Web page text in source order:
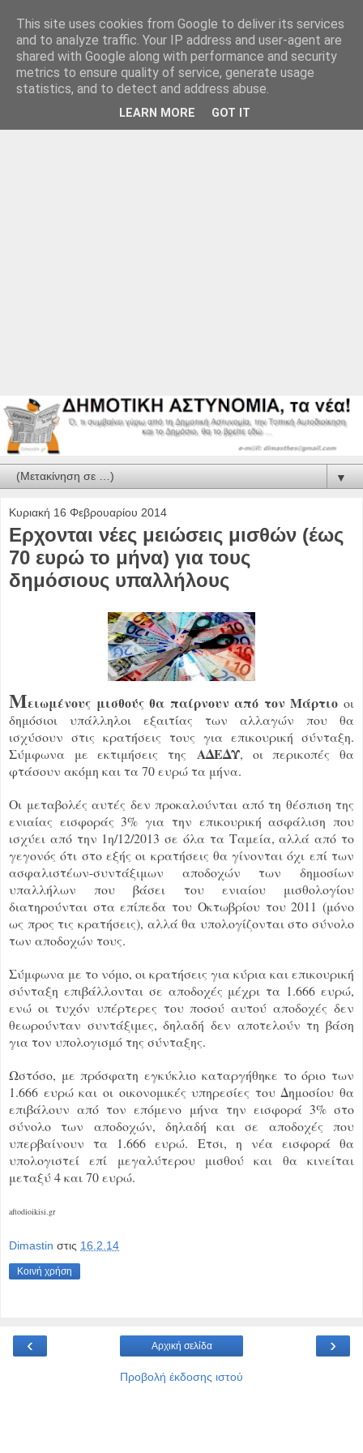
▼
Κυριακή 16 Φεβρουαρίου 2014
Ερχονται νέες μειώσεις μισθών (έως
70 ευρώ το μήνα) για τους
δημόσιους υπαλλήλους
Μειωμένους μισθούς θα παίρνουν από τον Μάρτιο οι
δημόσιοι υπάλληλοι εξαιτίας των αλλαγών που θα
ισχύσουν στις κρατήσεις τους για επικουρική σύνταξη.
Σύμφωνα με εκτιμήσεις της ΑΔΕΔΥ, οι περικοπές θα
φτάσουν ακόμη και τα 70 ευρώ τα μήνα.
Οι μεταβολές αυτές δεν προκαλούνται από τη θέσπιση της
ενιαίας εισφοράς 3% για την επικουρική ασφάλιση που
ισχύει από την 1η/12/2013 σε όλα τα Ταμεία, αλλά από το
γεγονός ότι στο εξής οι κρατήσεις θα γίνονται όχι επί των
ασφαλιστέων-συντάξιμων αποδοχών των δημοσίων
υπαλλήλων που βάσει του ενιαίου μισθολογίου
διατηρούνται στα επίπεδα του Οκτωβρίου του 2011 (μόνο
ως προς τις κρατήσεις), αλλά θα υπολογίζονται στο σύνολο
των αποδοχών τους.
Σύμφωνα με το νόμο, οι κρατήσεις για κύρια και επικουρική
σύνταξη επιβάλλονται σε αποδοχές μέχρι τα 1.666 ευρώ,
ενώ οι τυχόν υπέρτερες του ποσού αυτού αποδοχές δεν
θεωρούνταν συντάξιμες, δηλαδή δεν αποτελούν τη βάση
για τον υπολογισμό της σύνταξης.
Ωστόσο, με πρόσφατη εγκύκλιο καταργήθηκε το όριο των
1.666 ευρώ και οι οικονομικές υπηρεσίες του Δημοσίου θα
επιβάλουν από τον επόμενο μήνα την εισφορά 3% στο
σύνολο των αποδοχών, δηλαδή και σε αποδοχές που
υπερβαίνουν τα 1.666 ευρώ. Ετσι, η νέα εισφορά θα
υπολογιστεί επί μεγαλύτερου μισθού και θα κινείται
μεταξύ 4 και 70 ευρώ.
aftodioikisi.gr
Dimastin στις 16.2.14
Κοινή χρήση
‹ ›
Αρχική σελίδα
Προβολή έκδοσης ιστού
This site uses cookies from Google to deliver its services
and to analyze traffic. Your IP address and user-agent are
shared with Google along with performance and security
metrics to ensure quality of service, generate usage
statistics, and to detect and address abuse.
LEARN MORE GOT IT